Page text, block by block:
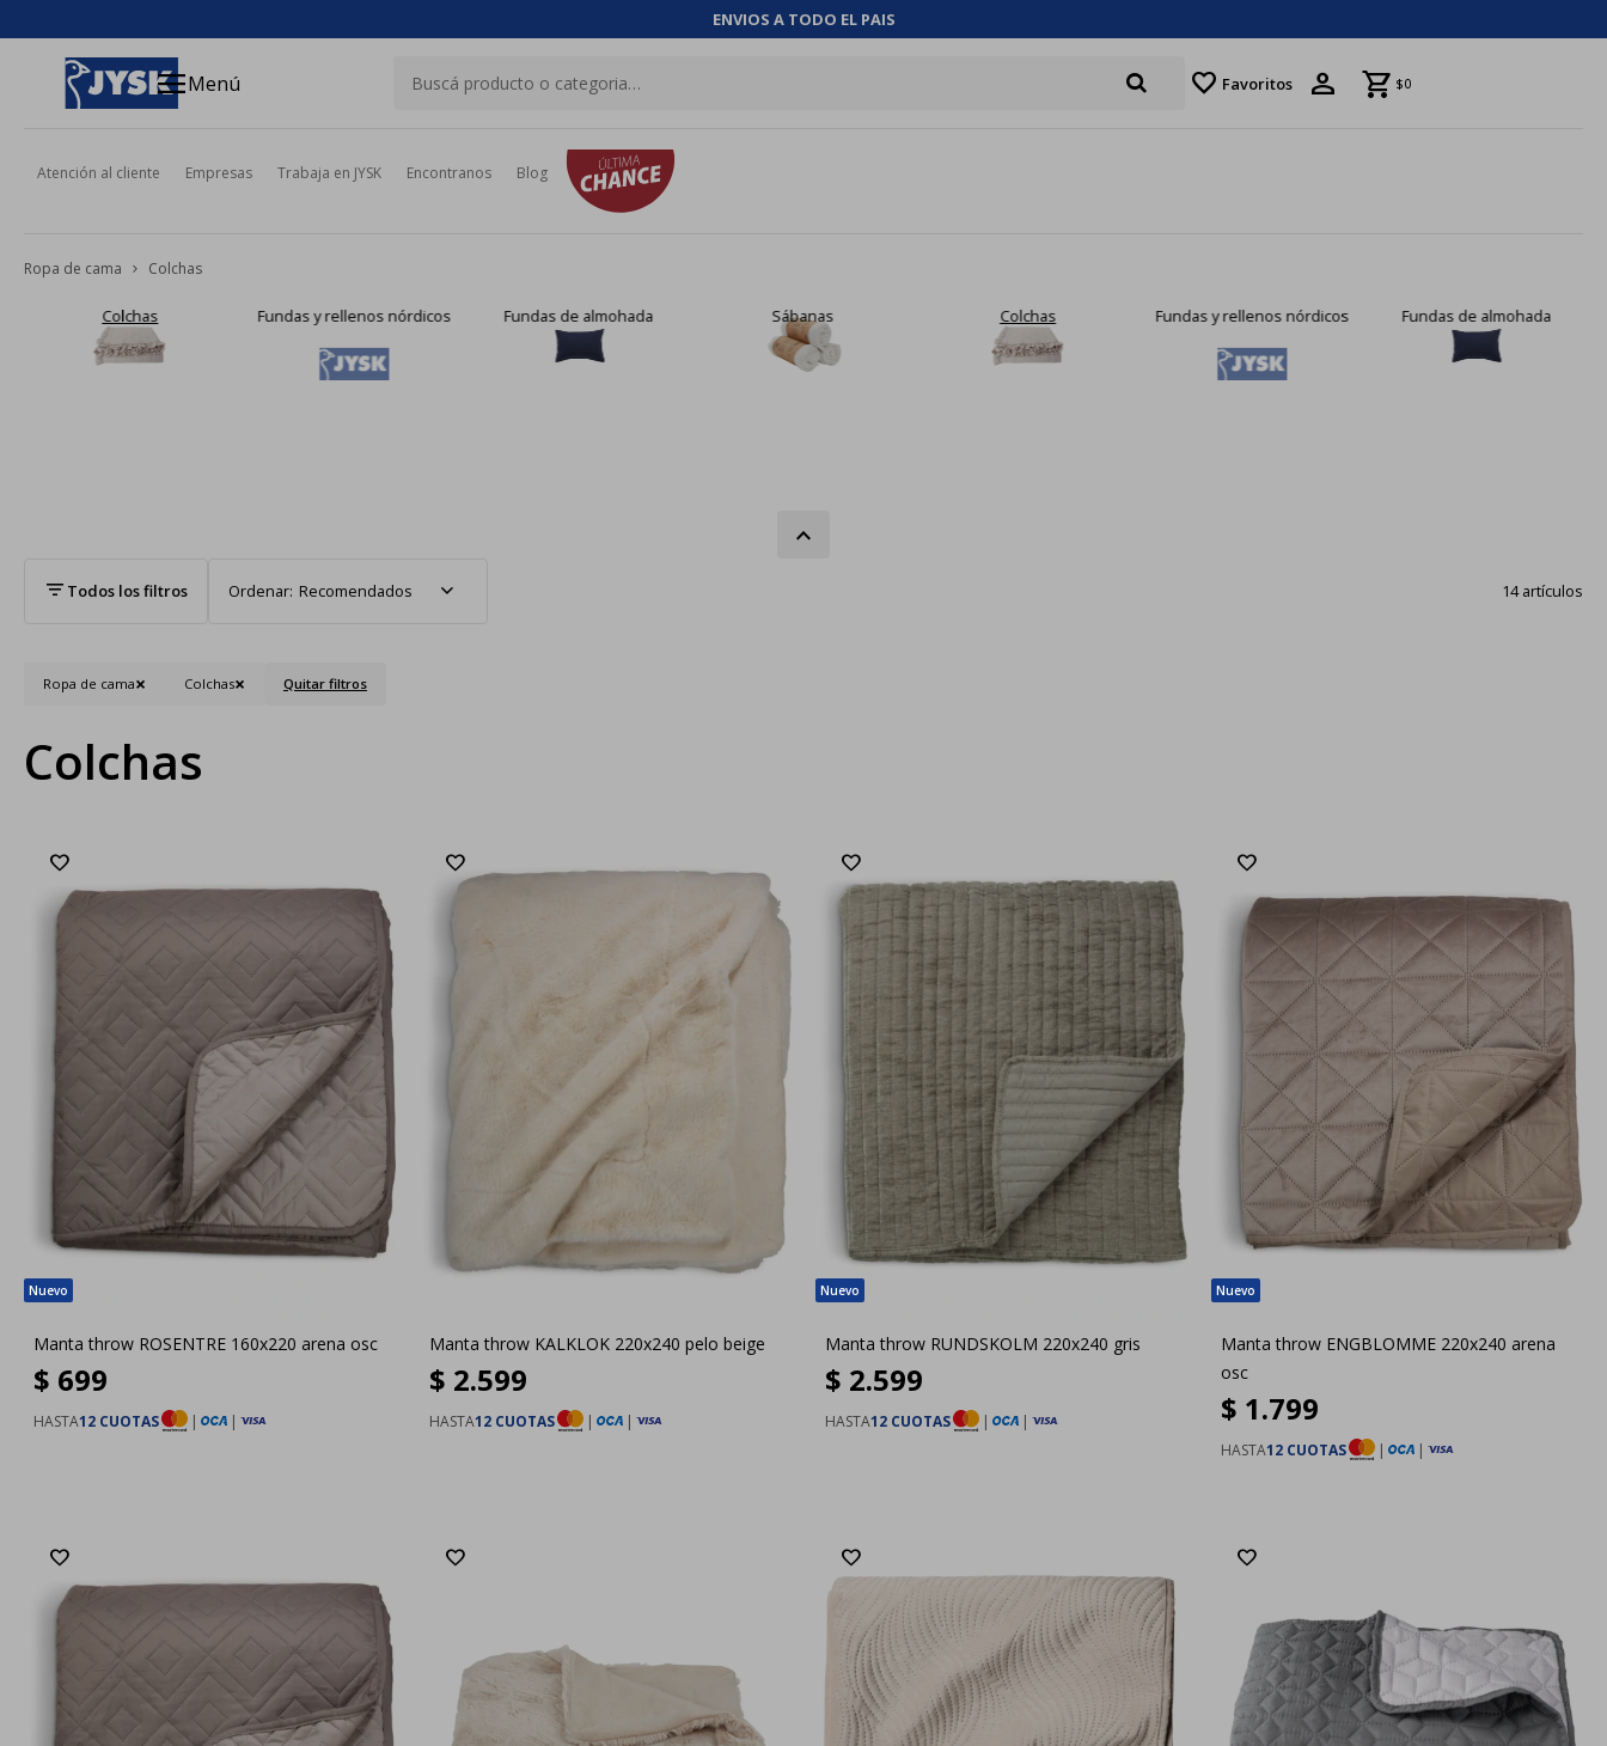
ENVIOS A TODO EL PAIS
menuMenú favorite Favoritos $0
Atención al cliente Empresas Trabaja en JYSK Encontranos Blog
Ropa de cama Colchas
Colchas Fundas y rellenos nórdicos Fundas de almohada Sábanas Colchas Fundas y rellenos nórdicos Fundas de almohada
Recomendados 14 artículos
Ropa de cama Colchas Quitar filtros
Colchas
Manta throw ROSENTRE 160x220 arena osc
$ 699
HASTA12 CUOTAS | |
Manta throw KALKLOK 220x240 pelo beige
$ 2.599
HASTA12 CUOTAS | |
Manta throw RUNDSKOLM 220x240 gris
$ 2.599
HASTA12 CUOTAS | |
Manta throw ENGBLOMME 220x240 arena
osc
$ 1.799
HASTA12 CUOTAS | |
close